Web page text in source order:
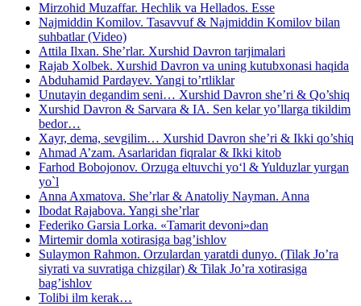
Mirzohid Muzaffar. Hechlik va Hellados. Esse
Najmiddin Komilov. Tasavvuf & Najmiddin Komilov bilan
suhbatlar (Video)
Attila Ilxan. She’rlar. Xurshid Davron tarjimalari
Rajab Xolbek. Xurshid Davron va uning kutubxonasi haqida
Abduhamid Pardayev. Yangi to’rtliklar
Unutayin degandim seni… Xurshid Davron she’ri & Qo’shiq
Xurshid Davron & Sarvara & IA. Sen kelar yo’llarga tikildim
bedor…
Xayr, dema, sevgilim… Xurshid Davron she’ri & Ikki qo’shiq
Ahmad A’zam. Asarlaridan fiqralar & Ikki kitob
Farhod Bobojonov. Orzuga eltuvchi yo‘l & Yulduzlar yurgan
yo`l
Anna Axmatova. She’rlar & Anatoliy Nayman. Anna
Ibodat Rajabova. Yangi she’rlar
Federiko Garsia Lorka. «Tamarit devoni»dan
Mirtemir domla xotirasiga bag’ishlov
Sulaymon Rahmon. Orzulardan yaratdi dunyo. (Tilak Jo’ra
siyrati va suvratiga chizgilar) & Tilak Jo’ra xotirasiga
bag’ishlov
Tolibi ilm kerak…